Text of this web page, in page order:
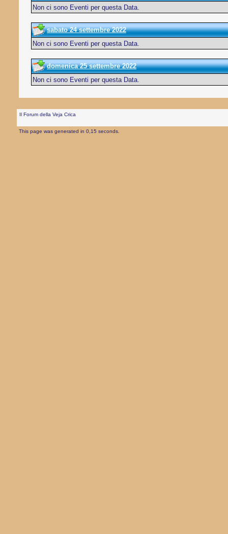
Non ci sono Eventi per questa Data.
sabato 24 settembre 2022
Non ci sono Eventi per questa Data.
domenica 25 settembre 2022
Non ci sono Eventi per questa Data.
Il Forum della Veja Crica
This page was generated in 0,15 seconds.